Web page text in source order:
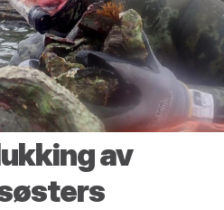
av